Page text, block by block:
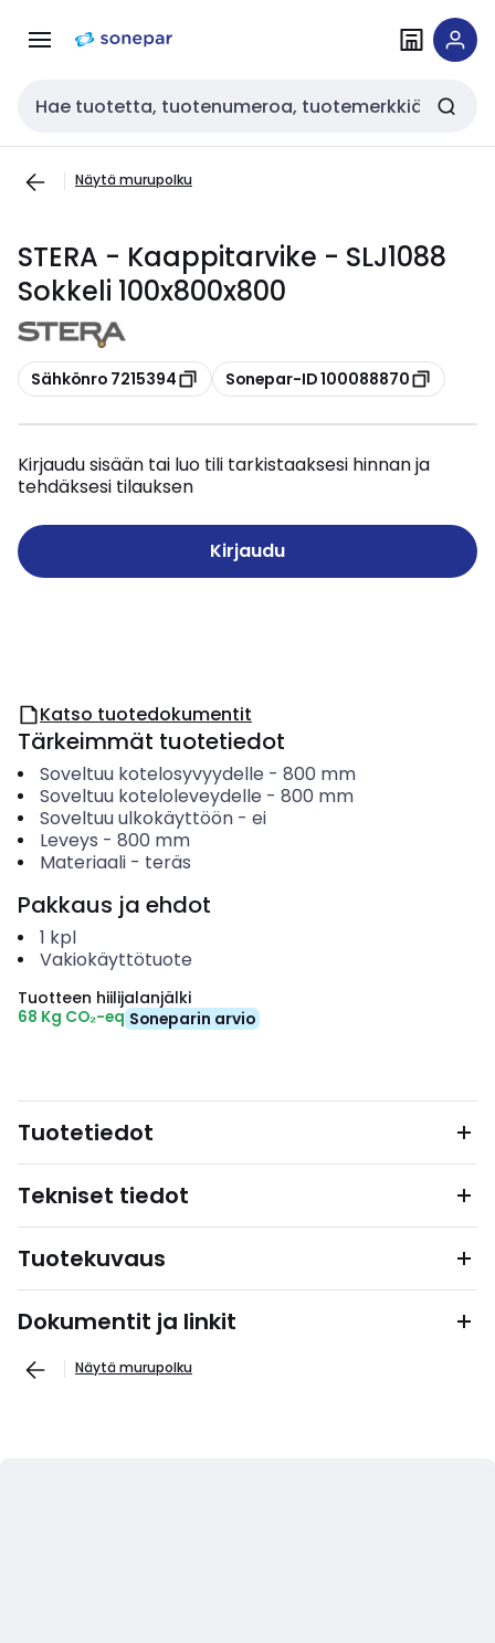
navigointiinsisältöön
Haku
Näytä murupolku
STERA - Kaappitarvike - SLJ1088
Sokkeli 100x800x800
Kopioi
Sähkönro 7215394 Kopioi
Sonepar-ID 100088870
Kirjaudu sisään tai luo tili tarkistaaksesi hinnan ja
tehdäksesi tilauksen
Kirjaudu
Katso tuotedokumentit
Tärkeimmät tuotetiedot
Soveltuu kotelosyvyydelle - 800 mm
Soveltuu koteloleveydelle - 800 mm
Soveltuu ulkokäyttöön- ei
Leveys - 800 mm
Materiaali- teräs
Pakkaus ja ehdot
1 kpl
Vakiokäyttötuote
Tuotteen hiilijalanjälki
68 Kg CO₂-eq Soneparin arvio
Tuotetiedot
Tekniset tiedot
Tuotekuvaus
Dokumentit ja linkit
Näytä murupolku